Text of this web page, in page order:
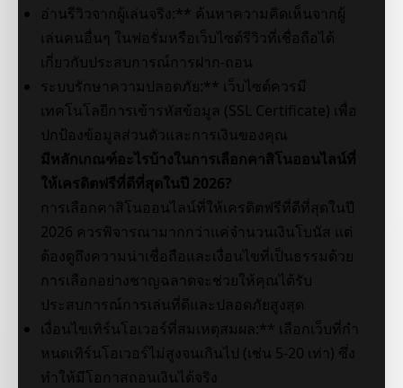
อ่านรีวิวจากผู้เล่นจริง:** ค้นหาความคิดเห็นจากผู้
เล่นคนอื่นๆ ในฟอรั่มหรือเว็บไซต์รีวิวที่เชื่อถือได้
เกี่ยวกับประสบการณ์การฝาก-ถอน
ระบบรักษาความปลอดภัย:** เว็บไซต์ควรมี
เทคโนโลยีการเข้ารหัสข้อมูล (SSL Certificate) เพื่อ
ปกป้องข้อมูลส่วนตัวและการเงินของคุณ
มีหลักเกณฑ์อะไรบ้างในการเลือกคาสิโนออนไลน์ที่
ให้เครดิตฟรีที่ดีที่สุดในปี 2026?
การเลือกคาสิโนออนไลน์ที่ให้เครดิตฟรีที่ดีที่สุดในปี
2026 ควรพิจารณามากกว่าแค่จำนวนเงินโบนัส แต่
ต้องดูถึงความน่าเชื่อถือและเงื่อนไขที่เป็นธรรมด้วย
การเลือกอย่างชาญฉลาดจะช่วยให้คุณได้รับ
ประสบการณ์การเล่นที่ดีและปลอดภัยสูงสุด
เงื่อนไขเทิร์นโอเวอร์ที่สมเหตุสมผล:** เลือกเว็บที่กำ
หนดเทิร์นโอเวอร์ไม่สูงจนเกินไป (เช่น 5-20 เท่า) ซึ่ง
ทำให้มีโอกาสถอนเงินได้จริง